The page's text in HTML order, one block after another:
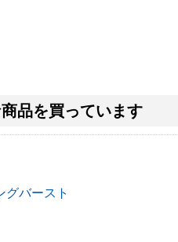
品を買っています
グバースト